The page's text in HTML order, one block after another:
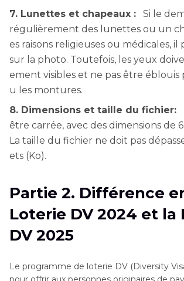
7. Lunettes et chapeaux :
Si le
régulièrement des lunettes ou un
es raisons religieuses ou médicales,
sur la photo. Toutefois, les yeux
ement visibles et ne pas être éblouis
u les montures.
8. Dimensions et taille du fichier:
être carrée, avec des dimensions de
La taille du fichier ne doit pas
ets (Ko).
Partie 2. Différence
Loterie DV 2024 et la
DV 2025
Le programme de loterie DV (Diversity